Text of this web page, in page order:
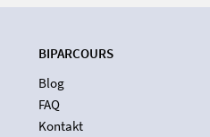
BIPARCOURS
Blog
FAQ
Kontakt